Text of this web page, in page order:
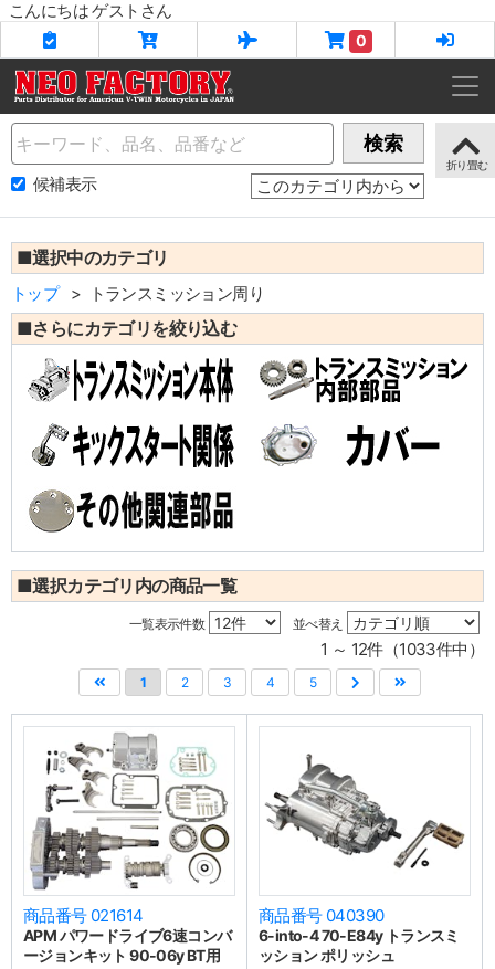
こんにちは ゲストさん
0
Name 検索
候補表示
■選択中のカテゴリ
トップ トランスミッション周り
■さらにカテゴリを絞り込む
■選択カテゴリ内の商品一覧
一覧表示件数 並べ替え
1 ～ 12件（1033件中）
1 2 3 4 5
商品番号 021614
APM パワードライブ6速コンバ
ージョンキット 90-06y BT用
商品番号 040390
6-into-4 70-E84y トランスミ
ッション ポリッシュ